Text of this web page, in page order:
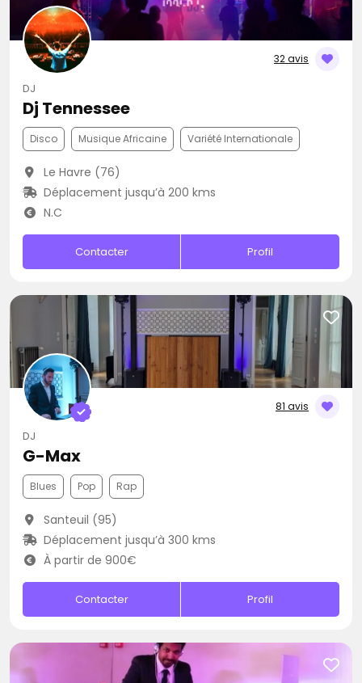
32 avis
DJ
Dj Tennessee
Disco Musique Africaine Variété Internationale
Le Havre (76)
Déplacement jusqu’à 200 kms
N.C
Contacter Profil
81 avis
DJ
G-Max
Blues Pop Rap
Santeuil (95)
Déplacement jusqu’à 300 kms
À partir de 900€
Contacter Profil